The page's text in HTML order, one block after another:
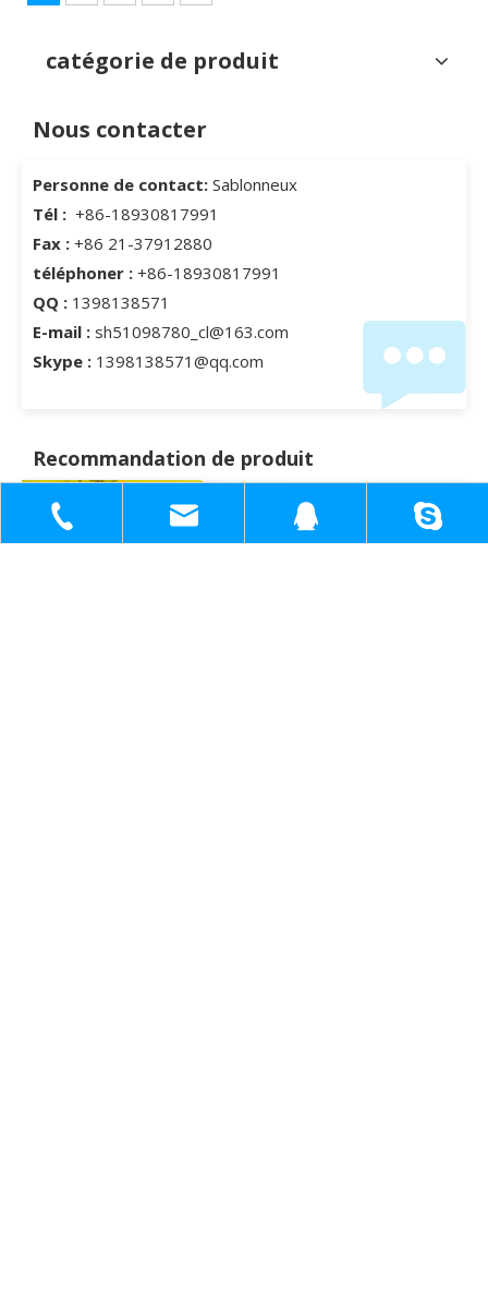
catégorie de produit
Nous contacter
Personne de contact: Sablonneux
Tél : +86-18930817991
Fax : +86 21-37912880
téléphoner : +86-18930817991
QQ : 1398138571
E-mail : sh51098780_cl@163.com
Skype : 1398138571@qq.com
Recommandation de produit